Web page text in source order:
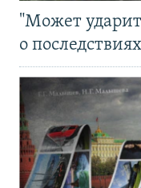
"Может
о